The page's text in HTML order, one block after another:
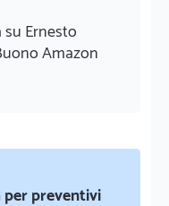
Ernesto
Amazon
preventivi